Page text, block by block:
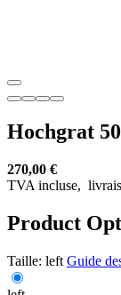
Hochgrat
270,00 €
TVA incluse,
Product
Taille: left Guide